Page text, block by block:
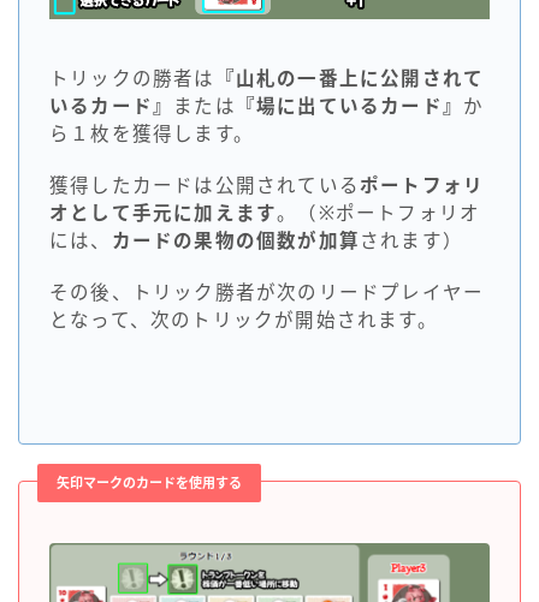
トリックの勝者は
『山札の一番上に公開されて
いるカード』
または 『場に出ているカード』 か
ら１枚を獲得します。
獲得したカードは公開されているポートフォリ
オとして手元に加えます。（※ポートフォリオ
には、 カードの果物の個数が加算 されます）
その後、トリック勝者が次のリードプレイヤー
となって、次のトリックが開始されます。
矢印マークのカードを使用する